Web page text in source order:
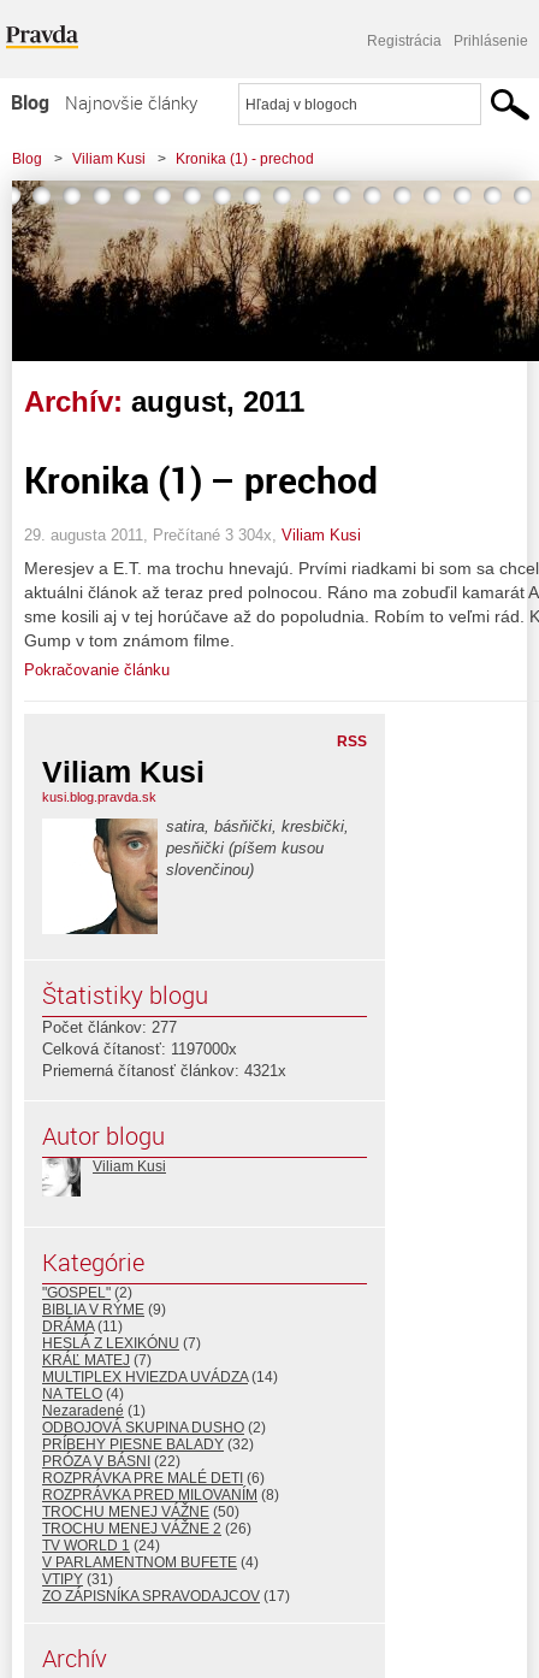
Registrácia Prihlásenie
Blog
Najnovšie články
Najčítanejšie články
Najkomentovanejšie články
Zoznam blogov
Komerčné blogy
Blog > Viliam Kusi > Kronika (1) - prechod
Archív: august, 2011
Kronika (1) – prechod
29. augusta 2011, Prečítané 3 304x, Viliam Kusi
Meresjev a E.T. ma trochu hnevajú. Prvími riadkami bi som sa
aktuálni článok až teraz pred polnocou. Ráno ma zobuďil kamarát
sme kosili aj v tej horúčave až do popoludnia. Robím to veľmi rád.
Gump v tom známom filme.
Pokračovanie článku
RSS
Viliam Kusi
kusi.blog.pravda.sk
satira, básňički, kresbički,
pesňički (píšem kusou
slovenčinou)
Štatistiky blogu
Počet článkov: 277
Celková čítanosť: 1197000x
Priemerná čítanosť článkov: 4321x
Autor blogu
Viliam Kusi
Kategórie
"GOSPEL" (2)
BIBLIA V RÝME (9)
DRÁMA(11)
HESLÁ Z LEXIKÓNU (7)
KRÁĽ MATEJ (7)
MULTIPLEX HVIEZDA UVÁDZA(14)
NA TELO (4)
Nezaradené (1)
ODBOJOVÁ SKUPINA DUSHO (2)
PRÍBEHY PIESNE BALADY (32)
PRÓZA V BÁSNI (22)
ROZPRÁVKA PRE MALÉ DETI (6)
ROZPRÁVKA PRED MILOVANÍM (8)
TROCHU MENEJ VÁŽNE (50)
TROCHU MENEJ VÁŽNE 2 (26)
TV WORLD 1 (24)
V PARLAMENTNOM BUFETE (4)
VTIPY (31)
ZO ZÁPISNÍKA SPRAVODAJCOV (17)
Archív